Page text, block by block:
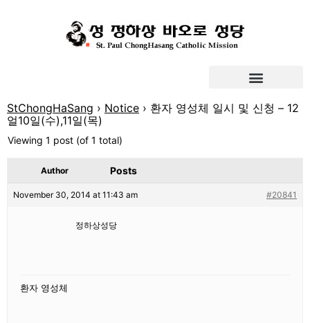
StChongHaSang › Notice › 환자 영성체 일시 및 신청 – 12
얼10일(수),11일(목)
Viewing 1 post (of 1 total)
Author Posts
November 30, 2014 at 11:43 am #20841
정하상성당
환자 영성체